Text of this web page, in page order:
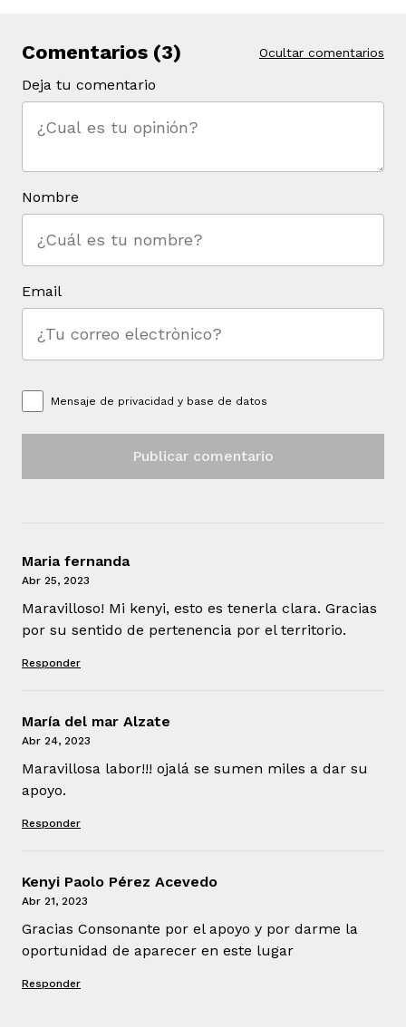
Comentarios (3) Ocultar comentarios
Deja tu comentario
Nombre
Email
Mensaje de privacidad y base de datos
Maria fernanda
Abr 25, 2023
Maravilloso! Mi kenyi, esto es tenerla clara. Gracias
por su sentido de pertenencia por el territorio.
Responder
María del mar Alzate
Abr 24, 2023
Maravillosa labor!!! ojalá se sumen miles a dar su
apoyo.
Responder
Kenyi Paolo Pérez Acevedo
Abr 21, 2023
Gracias Consonante por el apoyo y por darme la
oportunidad de aparecer en este lugar
Responder